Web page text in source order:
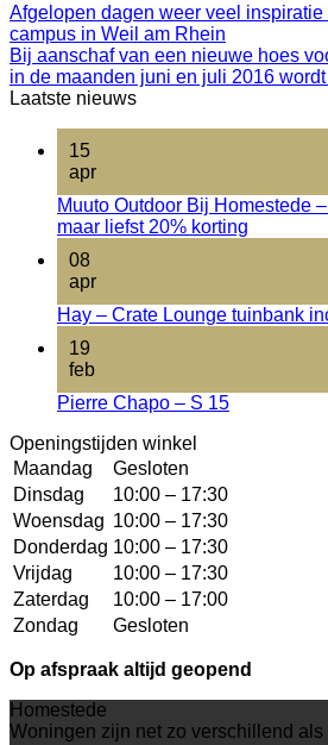
Afgelopen dagen weer veel
campus in Weil am Rhein
Bij aanschaf van een nieuwe hoes
in de maanden juni en juli 2016
Laatste nieuws
15
apr
Muuto Outdoor Bij Homestede
maar liefst 20% korting
08
apr
Hay – Crate Lounge tuinbank
19
feb
Pierre Chapo – S 15
Openingstijden winkel
Maandag
Gesloten
Dinsdag
10:00 – 17:30
Woensdag 10:00 – 17:30
Donderdag 10:00 – 17:30
Vrijdag
10:00 – 17:30
Zaterdag
10:00 – 17:00
Zondag
Gesloten
Op afspraak altijd geopend
Homestede
Woningen zijn net zo verschillend